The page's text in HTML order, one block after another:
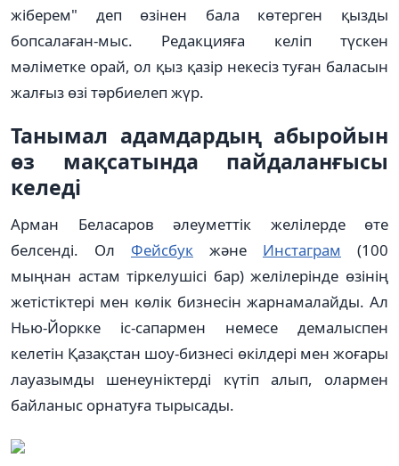
жіберем" деп өзінен бала көтерген қызды
бопсалаған-мыс. Редакцияға келіп түскен
мәліметке орай, ол қыз қазір некесіз туған баласын
жалғыз өзі тәрбиелеп жүр.
Танымал адамдардың абыройын
өз мақсатында пайдаланғысы
келеді
Арман Беласаров әлеуметтік желілерде өте
белсенді. Ол Фейсбук және Инстаграм (100
мыңнан астам тіркелушісі бар) желілерінде өзінің
жетістіктері мен көлік бизнесін жарнамалайды. Ал
Нью-Йоркке іс-сапармен немесе демалыспен
келетін Қазақстан шоу-бизнесі өкілдері мен жоғары
лауазымды шенеуніктерді күтіп алып, олармен
байланыс орнатуға тырысады.